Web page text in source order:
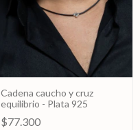
Cadena caucho y cruz
equilibrio - Plata 925
$77.300